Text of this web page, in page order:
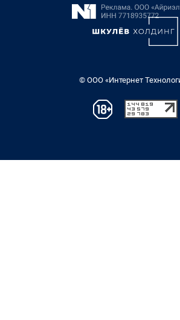
© ООО «Интернет